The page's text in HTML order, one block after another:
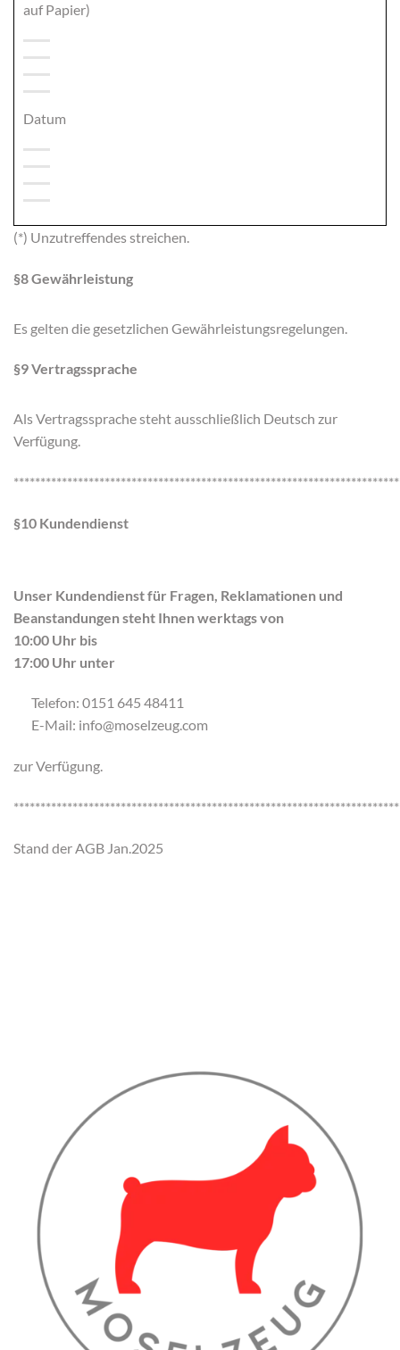
auf Papier)
Datum
(*) Unzutreffendes streichen.
§8 Gewährleistung
Es gelten die gesetzlichen Gewährleistungsregelungen.
§9 Vertragssprache
Als Vertragssprache steht ausschließlich Deutsch zur
Verfügung.
§10 Kundendienst
Unser Kundendienst für Fragen, Reklamationen und
Beanstandungen steht Ihnen werktags von
10:00 Uhr bis
17:00 Uhr unter
Telefon: 0151 645 48411
E-Mail: info@moselzeug.com
zur Verfügung.
Stand der AGB Jan.2025